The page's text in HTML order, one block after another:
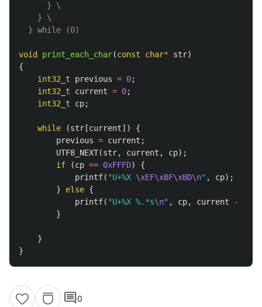
      } \
    } \
void print_each_char(const char* str)
{
int32_t
previous = 0;
int32_t
current = 0;
int32_t
cp;
while (str [current])
{
previous = current ;
UTF8_NEXT(str, current , cp);
if
(cp == 0xFFFD)
{
printf( "U+%X \xEF\xBF\xBD\n" , cp);
}
else {
printf( "U+%X %.*s\n" , cp, current -
}
}
}
comment0